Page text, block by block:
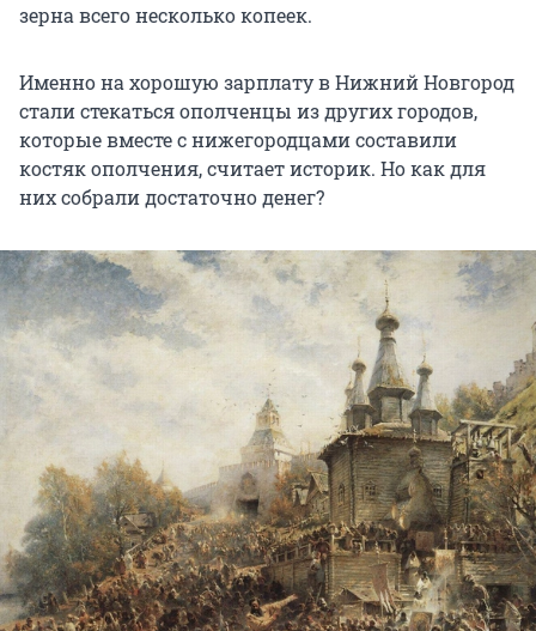
зерна всего несколько копеек.
Именно на хорошую зарплату в Нижний Новгород
стали стекаться ополченцы из других городов,
которые вместе с нижегородцами составили
костяк ополчения, считает историк. Но как для
них собрали достаточно денег?